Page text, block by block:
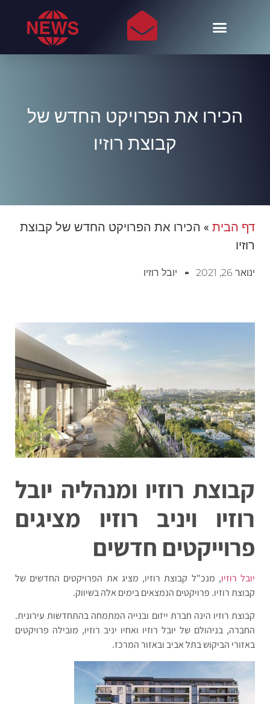
הכירו את הפרויקט החדש של
קבוצת רוזיו
דף הבית » הכירו את הפרויקט החדש של קבוצת
רוזיו
ינואר 26, 2021 יובל רוזיו
קבוצת רוזיו ומנהליה יובל
רוזיו ויניב רוזיו מציגים
פרוייקטים חדשים
יובל רוזיו, מנכ"ל קבוצת רוזיו, מציג את הפרויקטים החדשים של
קבוצת רוזיו. פרויקטים הנמצאים בימים אלה בשיווק.
קבוצת רוזיו הינה חברת ייזום ובנייה המתמחה בהתחדשות עירונית.
החברה, בניהולם של יובל רוזיו ואחיו יניב רוזיו, מובילה פרויקטים
באזורי הביקוש בתל אביב ובאזור המרכז.